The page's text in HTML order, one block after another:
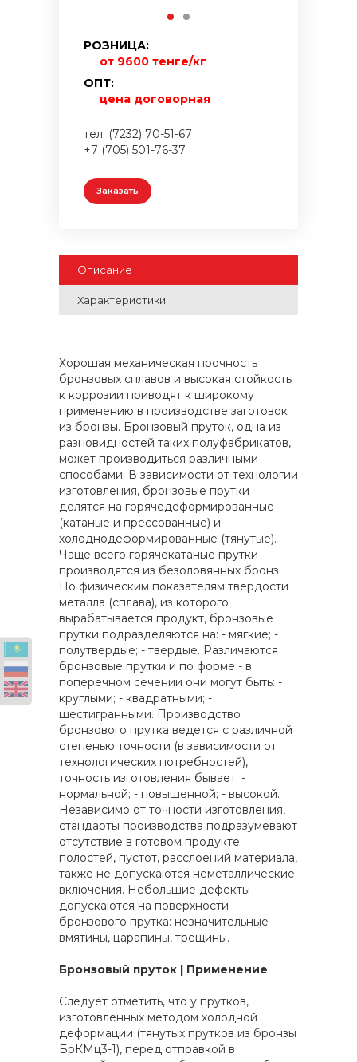
РОЗНИЦА:
от 9600 тенге/кг
ОПТ:
цена договорная
тел: (7232) 70-51-67
+7 (705) 501-76-37
Заказать
Описание
Характеристики
Хорошая механическая прочность
бронзовых сплавов и высокая стойкость
к коррозии приводят к широкому
применению в производстве заготовок
из бронзы. Бронзовый пруток, одна из
разновидностей таких полуфабрикатов,
может производиться различными
способами. В зависимости от технологии
изготовления, бронзовые прутки
делятся на горячедеформированные
(катаные и прессованные) и
холоднодеформированные (тянутые).
Чаще всего горячекатаные прутки
производятся из безоловянных бронз.
По физическим показателям твердости
металла (сплава), из которого
вырабатывается продукт, бронзовые
прутки подразделяются на: - мягкие; -
полутвердые; - твердые. Различаются
бронзовые прутки и по форме - в
поперечном сечении они могут быть: -
круглыми; - квадратными; -
шестигранными. Производство
бронзового прутка ведется с различной
степенью точности (в зависимости от
технологических потребностей),
точность изготовления бывает: -
нормальной; - повышенной; - высокой.
Независимо от точности изготовления,
стандарты производства подразумевают
отсутствие в готовом продукте
полостей, пустот, расслоений материала,
также не допускаются неметаллические
включения. Небольшие дефекты
допускаются на поверхности
бронзового прутка: незначительные
вмятины, царапины, трещины.
Бронзовый пруток | Применение
Следует отметить, что у прутков,
изготовленных методом холодной
деформации (тянутых прутков из бронзы
БрКМц3-1), перед отправкой в